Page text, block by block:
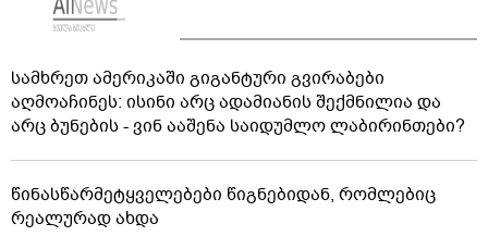
სამხრეთ ამერიკაში გიგანტური გვირაბები
აღმოაჩინეს: ისინი არც ადამიანის შექმნილია და
არც ბუნების - ვინ ააშენა საიდუმლო ლაბირინთები?
წინასწარმეტყველებები წიგნებიდან, რომლებიც
რეალურად ახდა